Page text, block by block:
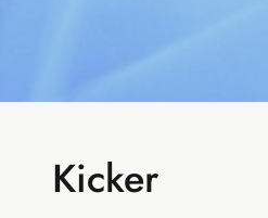
Kicker